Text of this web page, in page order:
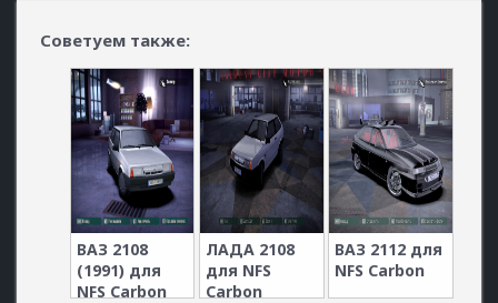
Советуем также:
ВАЗ 2108
(1991) для
NFS Carbon
ЛАДА 2108
для NFS
Carbon
ВАЗ 2112 для
NFS Carbon